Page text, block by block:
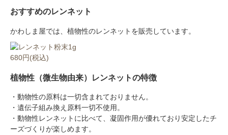
おすすめのレンネット
かわしま屋では、植物性のレンネットを販売しています。
680円(税込)
植物性（微生物由来）レンネットの特徴
・動物性の原料は一切含まれておりません。
・遺伝子組み換え原料一切不使用。
・動物性レンネットに比べて、凝固作用が優れており安定したチ
ーズづくりが楽しめます。